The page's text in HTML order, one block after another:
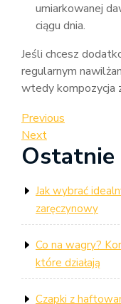
umiarkowanej
ciągu dnia.
Jeśli chcesz
regularnym
wtedy kompozycja
Nawigacja
wpisu
Previous
Post
Previous
Next
Post
Next
Jak wybrać
zaręczynowy
Co na wagry?
które działają
Czapki z